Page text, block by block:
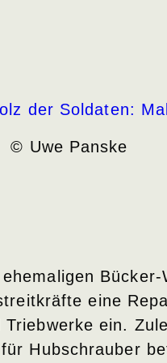
© Uwe Panske
eine
Triebwerke ein.
Hubschrauber